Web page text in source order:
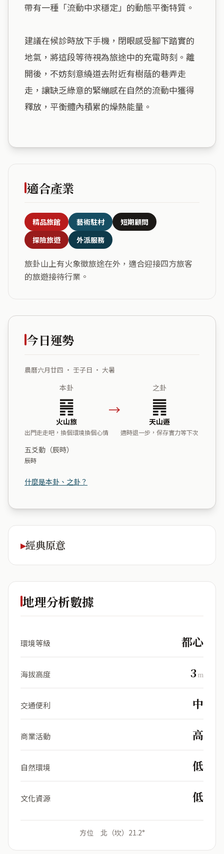
帶有一種「流動中求穩定」的動態平衡特質。
建議在候診時放下手機，閉眼感受腳下踏實的
地氣，將這段等待視為旅途中的充電時刻。離
開後，不妨刻意繞道去附近有樹蔭的巷弄走
走，讓缺乏綠意的緊繃感在自然的流動中獲得
釋放，平衡體內積累的燥熱能量。
適合產業
精品旅館 藝術駐村
短期顧問
探險旅遊
外派服務
旅卦山上有火象徵旅途在外，適合迎接四方旅客
的旅遊接待行業。
今日運勢
農曆六月廿四 ・ 壬子日 ・ 大暑
本卦
䷷
火山旅
出門走走吧，換個環境換個心情
→
之卦
䷠
天山遯
適時退一步，保存實力等下次
五爻動（辰時）
辰時
什麼是本卦、之卦？
經典原意
地理分析數據
環境等級 都心
海拔高度 3m
交通便利 中
商業活動 高
自然環境 低
文化資源 低
方位 北（坎）21.2°